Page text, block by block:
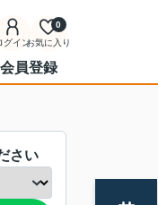
グインお気に入り
0
会員登録
さい